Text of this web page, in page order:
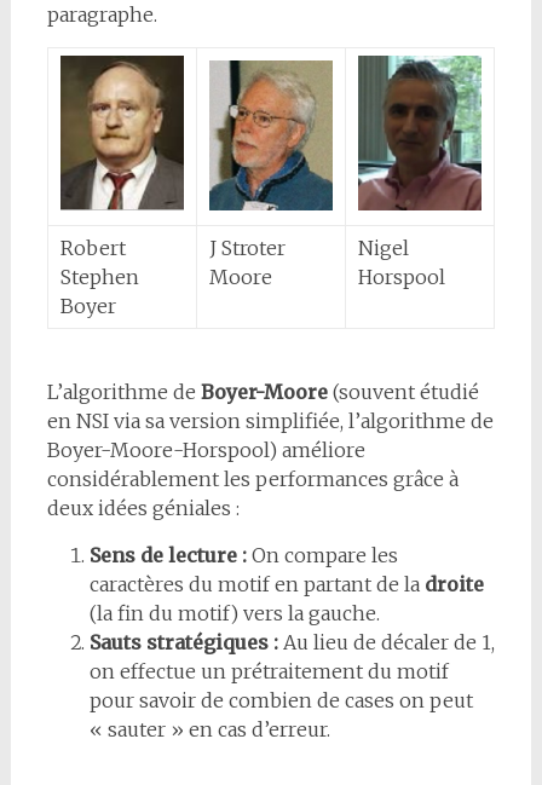
paragraphe.
Robert
Stephen
Boyer
J Stroter
Moore
Nigel
Horspool
L’algorithme de Boyer-Moore(souvent étudié
en NSI via sa version simplifiée, l’algorithme de
Boyer-Moore-Horspool) améliore
considérablement les performances grâce à
deux idées géniales :
Sens de lecture :On compare les
caractères du motif en partant de la droite
(la fin du motif) vers la gauche.
Sauts stratégiques :Au lieu de décaler de 1,
on effectue un prétraitement du motif
pour savoir de combien de cases on peut
« sauter » en cas d’erreur.